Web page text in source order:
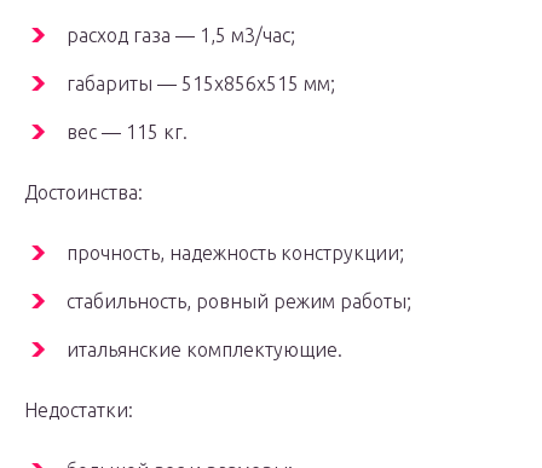
расход газа — 1,5 м3/час;
габариты — 515x856x515 мм;
вес — 115 кг.
Достоинства:
прочность, надежность конструкции;
стабильность, ровный режим работы;
итальянские комплектующие.
Недостатки: